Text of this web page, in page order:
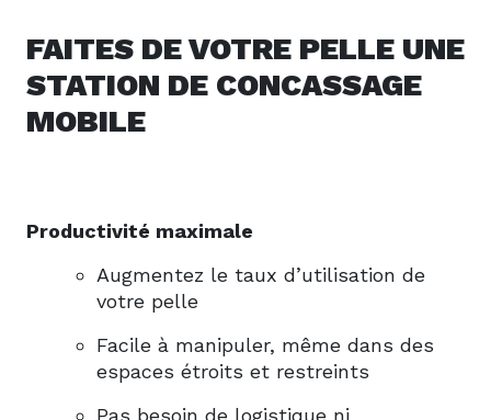
FAITES DE VOTRE PELLE UNE
STATION DE CONCASSAGE
MOBILE
Productivité maximale
Augmentez le taux d’utilisation de
votre pelle
Facile à manipuler, même dans des
espaces étroits et restreints
Pas besoin de logistique ni